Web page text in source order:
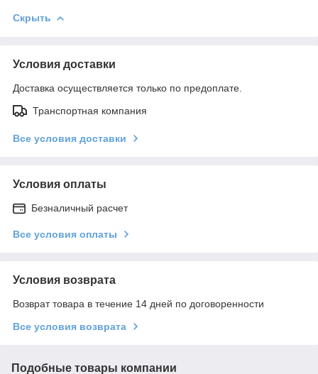
Скрыть
Условия доставки
Доставка осуществляется только по предоплате.
Транспортная компания
Все условия доставки
Условия оплаты
Безналичный расчет
Все условия оплаты
Условия возврата
Возврат товара в течение 14 дней по договоренности
Все условия возврата
Подобные товары компании